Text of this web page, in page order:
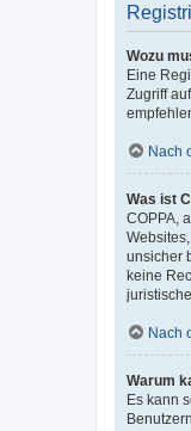
Wozu
Eine
Zugriff
Nach
Was ist
COPPA,
unsicher
keine
Nach
Warum
Es kann